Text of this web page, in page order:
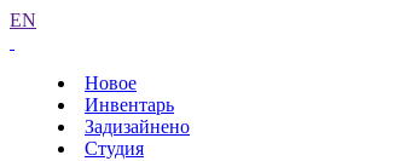
EN
Новое
Инвентарь
Задизайнено
Студия